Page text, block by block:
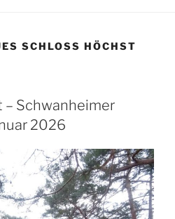
SCHLOSS HÖCHST
Schwanheimer
2026